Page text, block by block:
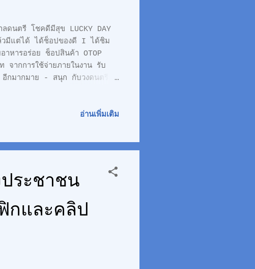
ดนตรี โชคดีมีสุข LUCKY DAY
วมีแต่ได้ ได้ช็อปของดี I ได้ชิม
หารอร่อย ช็อปสินค้า OTOP
กการใช้จ่ายภายในงาน รับ
อีกมากมาย - สนุก กับวงดนตรี
ย 2 เข็ม หรือผลการตรวจ ATK
อ่านเพิ่มเติม
ประชาชน
กและคลิป